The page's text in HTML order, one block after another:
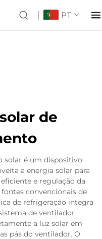
PT
de
solar é um dispositivo
a energia solar para
e regulação da
convencionais de
de refrigeração integra
de ventilador
a luz solar em
pás do ventilador. O